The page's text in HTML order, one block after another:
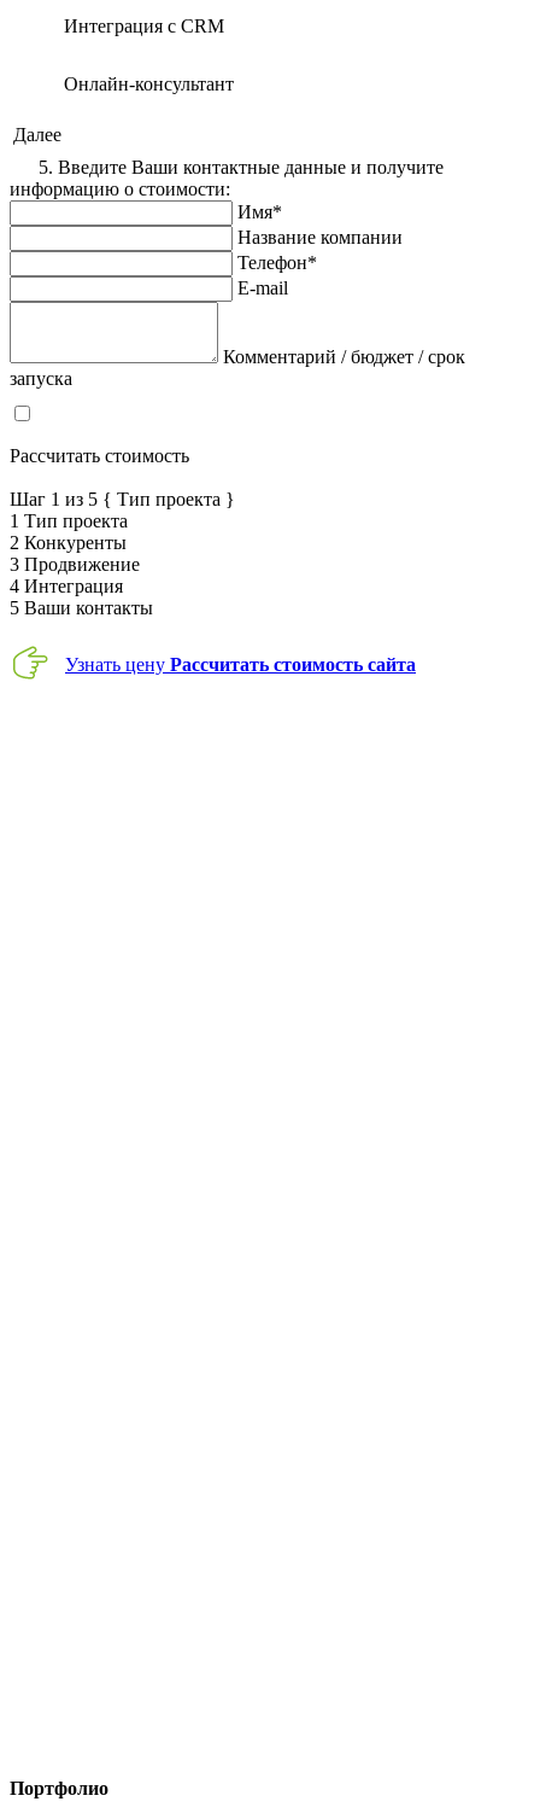
Интеграция с CRM
Онлайн-консультант
Далее
5. Введите Ваши контактные данные и получите
информацию о стоимости:
Имя*
Название компании
Телефон*
E-mail
Комментарий / бюджет / срок
запуска
Рассчитать стоимость
Шаг 1 из 5 { Тип проекта }
1 Тип проекта
2 Конкуренты
3 Продвижение
4 Интеграция
5 Ваши контакты
Узнать цену Рассчитать стоимость сайта
Портфолио